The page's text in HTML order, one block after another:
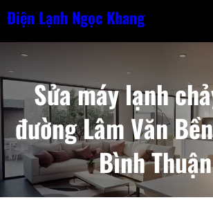
Chuyển
nội
Điện Lạnh Ngọc Khang
Sửa máy lạnh
đường Lâm Văn
Bình Thuận